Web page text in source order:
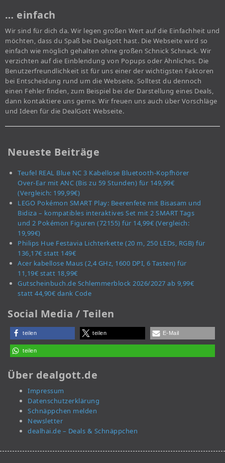
… einfach
Wir sind für dich da. Wir legen großen Wert auf die Einfachheit und
möchten, dass du Spaß bei Dealgott hast. Die Webseite wird so
einfach wie möglich gehalten ohne großen Schnick Schnack. Wir
verzichten auf die Einblendung von Popups oder Ähnliches. Die
Benutzerfreundlichkeit ist für uns einer der wichtigsten Faktoren
bei Entscheidung rund um die Webseite. Solltest du dennoch
einen Fehler finden, zum Beispiel bei der Darstellung eines Deals,
dann kontaktiere uns gerne. Wir freuen uns auch über Vorschläge
und Ideen für die DealGott Webseite.
Neueste Beiträge
Teufel REAL Blue NC 3 Kabellose Bluetooth-Kopfhörer
Over-Ear mit ANC (Bis zu 59 Stunden) für 149,99€
(Vergleich: 199,99€)
LEGO Pokémon SMART Play: Beerenfete mit Bisasam und
Bidiza – kompatibles interaktives Set mit 2 SMART Tags
und 2 Pokémon Figuren (72155) für 14,99€ (Vergleich:
19,99€)
Philips Hue Festavia Lichterkette (20 m, 250 LEDs, RGB) für
136,17€ statt 149€
Acer kabellose Maus (2,4 GHz, 1600 DPI, 6 Tasten) für
11,19€ statt 18,99€
Gutscheinbuch.de Schlemmerblock 2026/2027 ab 9,99€
statt 44,90€ dank Code
Social Media / Teilen
teilen teilen E-Mail
teilen
Über dealgott.de
Impressum
Datenschutzerklärung
Schnäppchen melden
Newsletter
dealhai.de – Deals & Schnäppchen